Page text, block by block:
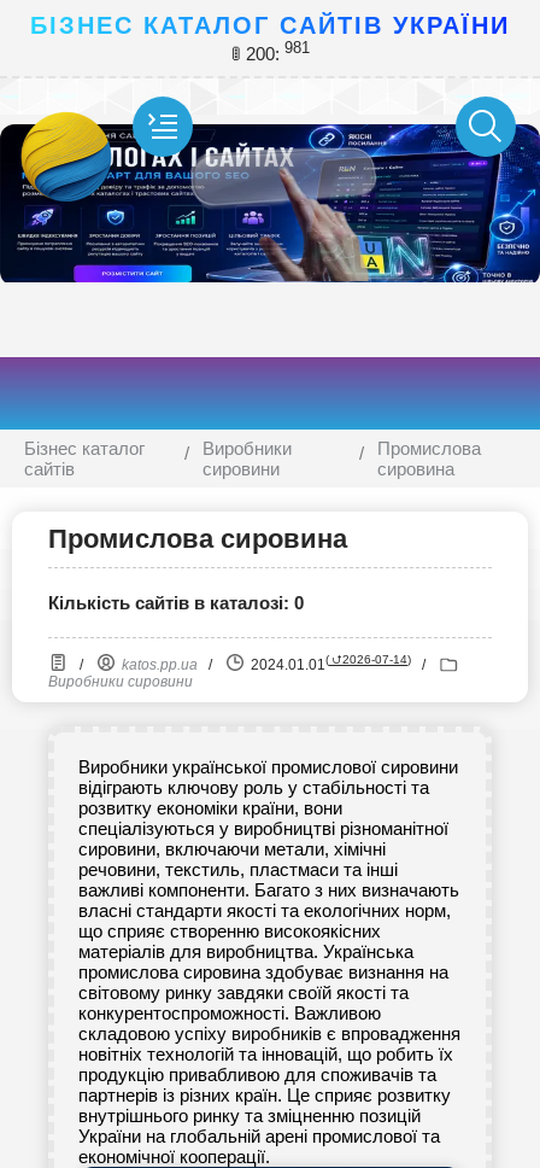
БІЗНЕС КАТАЛОГ САЙТІВ УКРАЇНИ
🚦 200: 981
Бізнес каталог
сайтів
Виробники
сировини
Промислова
сировина
Промислова сировина
Кількість сайтів в каталозі: 0
/ katos.pp.ua / 2024.01.01( ⮍2026-07-14)
/
Виробники сировини
Виробники української промислової сировини
відіграють ключову роль у стабільності та
розвитку економіки країни, вони
спеціалізуються у виробництві різноманітної
сировини, включаючи метали, хімічні
речовини, текстиль, пластмаси та інші
важливі компоненти. Багато з них визначають
власні стандарти якості та екологічних норм,
що сприяє створенню високоякісних
матеріалів для виробництва. Українська
промислова сировина здобуває визнання на
світовому ринку завдяки своїй якості та
конкурентоспроможності. Важливою
складовою успіху виробників є впровадження
новітніх технологій та інновацій, що робить їх
продукцію привабливою для споживачів та
партнерів із різних країн. Це сприяє розвитку
внутрішнього ринку та зміцненню позицій
України на глобальній арені промислової та
економічної кооперації.